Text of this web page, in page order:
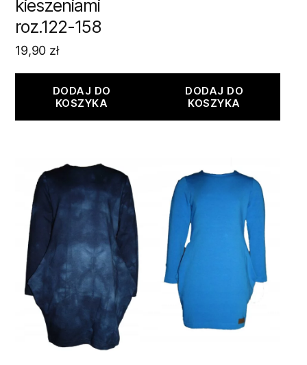
kieszeniami
roz.122-158
19,90 zł
DODAJ DO
KOSZYKA
DODAJ DO
KOSZYKA